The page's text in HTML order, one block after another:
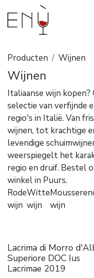
Overslaan naar inhoud
Producten Wijnen
Wijnen
Italiaanse wijn
selectie van verfijnde
regio's in Italië. Van
wijnen, tot krachtige
levendige
weerspiegelt het
regio en druif. Bestel
winkel in Puurs.
Rode
wijn
Witte
wijn
wijn
Lacrima di Morro
Superiore DOC Ius
Lacrimae 2019